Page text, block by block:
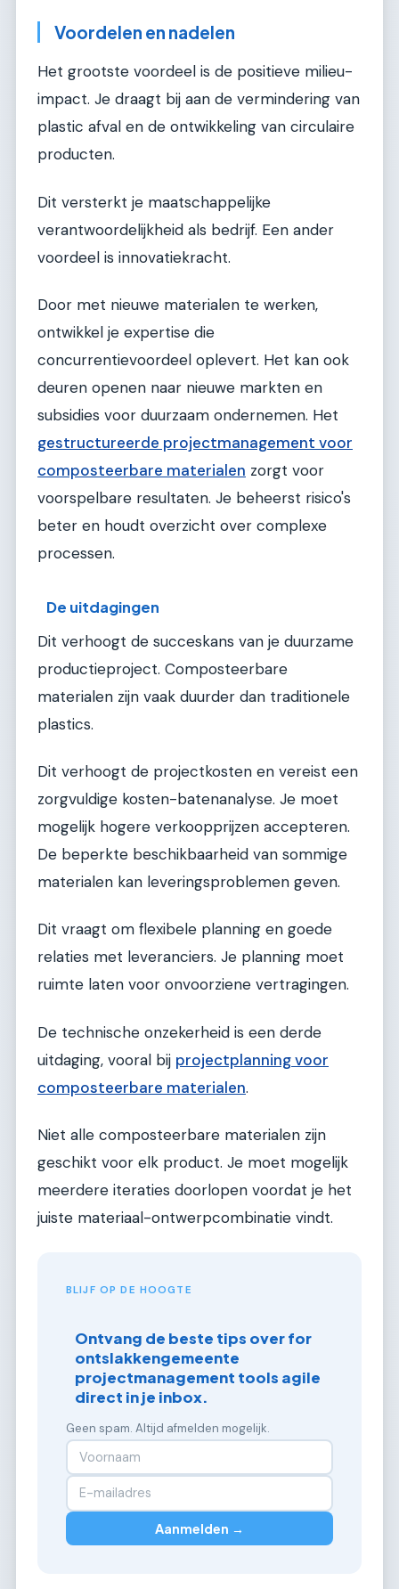
Voordelen en nadelen
Het grootste voordeel is de positieve milieu-
impact. Je draagt bij aan de vermindering van
plastic afval en de ontwikkeling van circulaire
producten.
Dit versterkt je maatschappelijke
verantwoordelijkheid als bedrijf. Een ander
voordeel is innovatiekracht.
Door met nieuwe materialen te werken,
ontwikkel je expertise die
concurrentievoordeel oplevert. Het kan ook
deuren openen naar nieuwe markten en
subsidies voor duurzaam ondernemen. Het
gestructureerde projectmanagement voor
composteerbare materialen zorgt voor
voorspelbare resultaten. Je beheerst risico's
beter en houdt overzicht over complexe
processen.
De uitdagingen
Dit verhoogt de succeskans van je duurzame
productieproject. Composteerbare
materialen zijn vaak duurder dan traditionele
plastics.
Dit verhoogt de projectkosten en vereist een
zorgvuldige kosten-batenanalyse. Je moet
mogelijk hogere verkoopprijzen accepteren.
De beperkte beschikbaarheid van sommige
materialen kan leveringsproblemen geven.
Dit vraagt om flexibele planning en goede
relaties met leveranciers. Je planning moet
ruimte laten voor onvoorziene vertragingen.
De technische onzekerheid is een derde
uitdaging, vooral bij projectplanning voor
composteerbare materialen.
Niet alle composteerbare materialen zijn
geschikt voor elk product. Je moet mogelijk
meerdere iteraties doorlopen voordat je het
juiste materiaal-ontwerpcombinatie vindt.
BLIJF OP DE HOOGTE
Ontvang de beste tips over for
ontslakkengemeente
projectmanagement tools agile
direct in je inbox.
Geen spam. Altijd afmelden mogelijk.
Aanmelden →